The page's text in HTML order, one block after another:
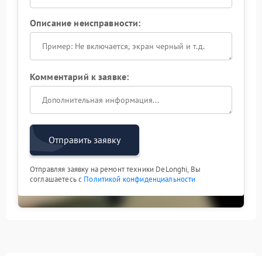
Описание неисправности:
Комментарий к заявке:
Отправить заявку
Отправляя заявку на ремонт техники DeLonghi, Вы
соглашаетесь с Политикой конфиденциальности